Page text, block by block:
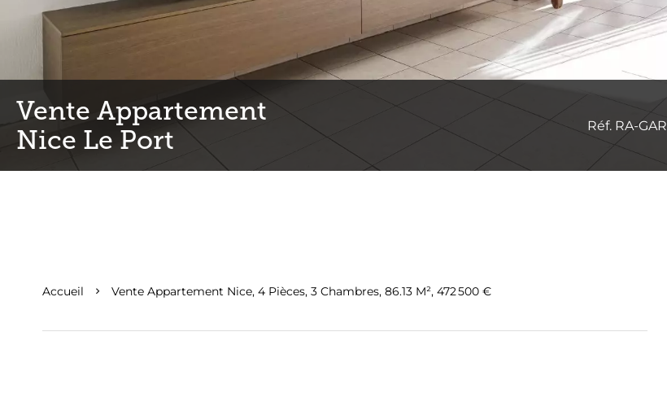
Vente Appartement
Nice Le Port
Réf. RA-GAR
Accueil Vente Appartement Nice, 4 Pièces, 3 Chambres, 86.13 M², 472 500 €